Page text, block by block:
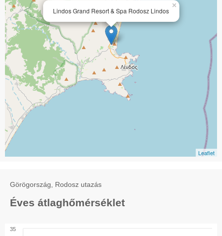
Lindos Grand Resort & Spa Rodosz Lindos
×
Leaflet
Görögország, Rodosz utazás
Éves átlaghőmérséklet
35